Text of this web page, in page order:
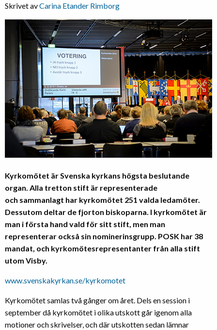
Skrivet avCarina Etander Rimborg
Kyrkomötet är Svenska kyrkans högsta beslutande
organ. Alla tretton stift är representerade
och sammanlagt har kyrkomötet 251 valda ledamöter.
Dessutom deltar de fjorton biskoparna. I kyrkomötet är
man i första hand vald för sitt stift, men man
representerar också sin nominerinsgrupp. POSK har 38
mandat, och kyrkomötesrepresentanter från alla stift
utom Visby.
www.svenskakyrkan.se/kyrkomotet
Kyrkomötet samlas två gånger om året. Dels en session i
september då kyrkomötet i olika utskott går igenom alla
motioner och skrivelser, och där utskotten sedan lämnar